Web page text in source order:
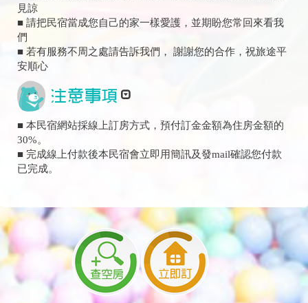
見諒
■ 請把民宿當成您自己的家一樣愛護，並期盼您常回來看我
們
■ 若有服務不周之處請告訴我們， 謝謝您的合作，祝旅途平
安順心
■ 本民宿網站採線上訂房方式，預付訂金金額為住房金額的
30%。
■ 完成線上付款後本民宿會立即用簡訊及發mail確認您付款
已完成。